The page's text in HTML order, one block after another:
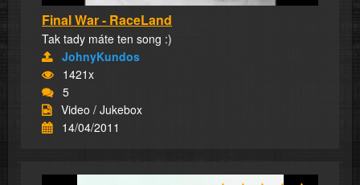
Final War - RaceLand
Tak tady máte ten song :)
JohnyKundos
1421x
5
Video / Jukebox
14/04/2011